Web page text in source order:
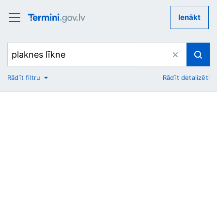
Ienākt
No
Rādīt filtru Rādīt detalizēti